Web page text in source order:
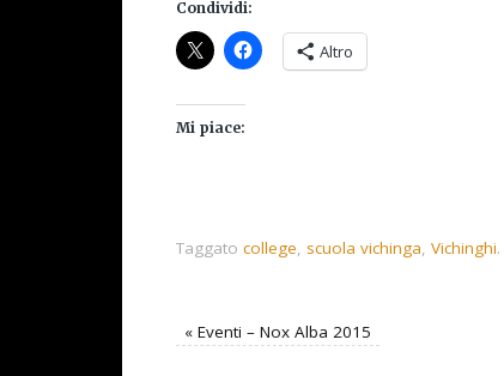
Condividi:
Altro
Mi piace:
Taggato college, scuola vichinga, Vichinghi.
« Eventi – Nox Alba 2015